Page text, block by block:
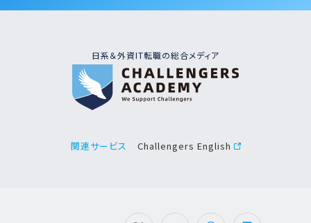
日系＆外資IT転職の総合メディア
関連サービス Challengers English